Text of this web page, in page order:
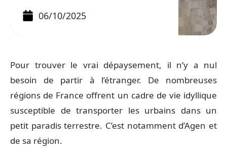
06/10/2025
Pour trouver le vrai dépaysement, il n’y a nul
besoin de partir à l’étranger. De nombreuses
régions de France offrent un cadre de vie idyllique
susceptible de transporter les urbains dans un
petit paradis terrestre. C’est notamment d’Agen et
de sa région.